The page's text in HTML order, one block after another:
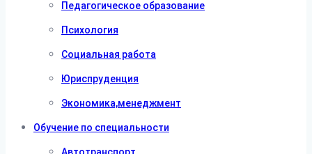
Педагогическое образование
Психология
Социальная работа
Юриспруденция
Экономика,менеджмент
Обучение по специальности